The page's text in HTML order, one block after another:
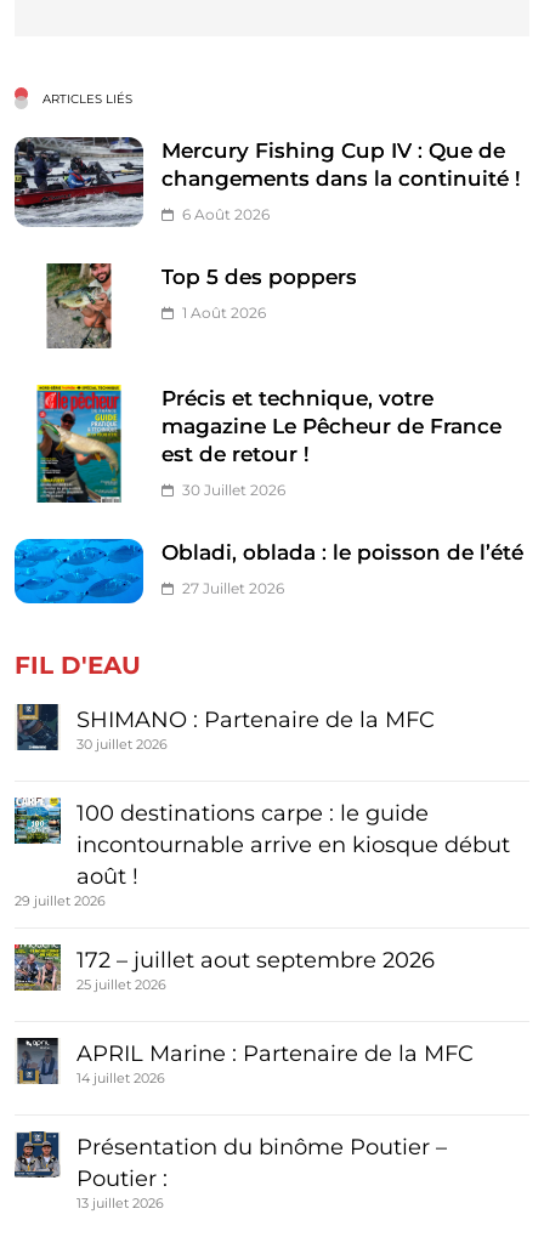
ARTICLES LIÉS
Mercury Fishing Cup IV : Que de
changements dans la continuité !
6 Août 2026
Top 5 des poppers
1 Août 2026
Précis et technique, votre
magazine Le Pêcheur de France
est de retour !
30 Juillet 2026
Obladi, oblada : le poisson de l’été
27 Juillet 2026
FIL D'EAU
SHIMANO : Partenaire de la MFC
30 juillet 2026
100 destinations carpe : le guide
incontournable arrive en kiosque début
août !
29 juillet 2026
172 – juillet aout septembre 2026
25 juillet 2026
APRIL Marine : Partenaire de la MFC
14 juillet 2026
Présentation du binôme Poutier –
Poutier :
13 juillet 2026